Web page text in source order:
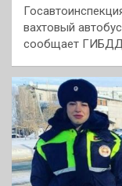
вахтовый
сообщает ГИБДД